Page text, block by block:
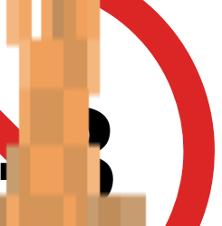
3